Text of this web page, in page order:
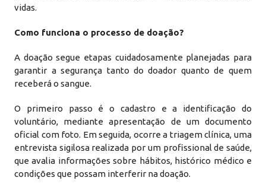
vidas.
Como funciona o processo de doação?
A doação segue etapas cuidadosamente planejadas para
garantir a segurança tanto do doador quanto de quem
receberá o sangue.
O primeiro passo é o cadastro e a identificação do
voluntário, mediante apresentação de um documento
oficial com foto. Em seguida, ocorre a triagem clínica, uma
entrevista sigilosa realizada por um profissional de saúde,
que avalia informações sobre hábitos, histórico médico e
condições que possam interferir na doação.